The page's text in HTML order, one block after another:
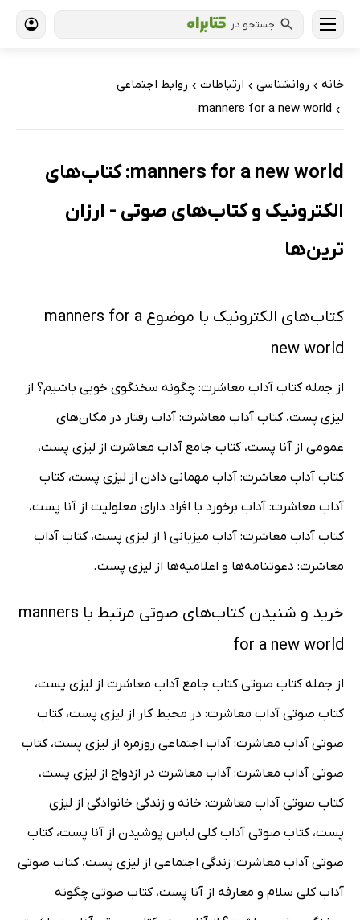
جستجو در
خانه › روانشناسی › ارتباطات › روابط اجتماعی
›
manners for a new world
manners for a new world: کتاب‌های
الکترونیک و کتاب‌های صوتی - ارزان
ترین‌ها
کتاب‌های الکترونیک با موضوع manners for a
new world
از جمله کتاب آداب معاشرت: چگونه سخنگوی خوبی باشیم؟ از
لیزی پست، کتاب آداب معاشرت: آداب رفتار در مکان‌های
عمومی از آنا پست، کتاب جامع آداب معاشرت از لیزی پست،
کتاب آداب معاشرت: آداب مهمانی دادن از لیزی پست، کتاب
آداب معاشرت: آداب برخورد با افراد دارای معلولیت از آنا پست،
کتاب آداب معاشرت: آداب میزبانی 1 از لیزی پست، کتاب آداب
معاشرت: دعوتنامه‌ها‌ و‌ اعلامیه‌ها از لیزی پست.
خرید و شنیدن کتاب‌های صوتی مرتبط با manners
for a new world
از جمله کتاب صوتی کتاب جامع آداب معاشرت از لیزی پست،
کتاب صوتی آداب معاشرت: در محیط کار از لیزی پست، کتاب
صوتی آداب معاشرت: آداب اجتماعی روزمره از لیزی پست، کتاب
صوتی آداب معاشرت: آداب معاشرت در ازدواج از لیزی پست،
کتاب صوتی آداب معاشرت: خانه و زندگی خانوادگی از لیزی
پست، کتاب صوتی آداب کلی لباس پوشیدن از آنا پست، کتاب
صوتی آداب معاشرت: زندگی اجتماعی از لیزی پست، کتاب صوتی
آداب کلی سلام و معارفه از آنا پست، کتاب صوتی چگونه